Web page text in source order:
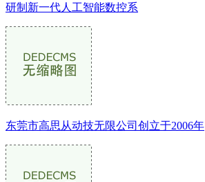
研制新一代人工智能数控系
东莞市高思从动技无限公司创立于2006年